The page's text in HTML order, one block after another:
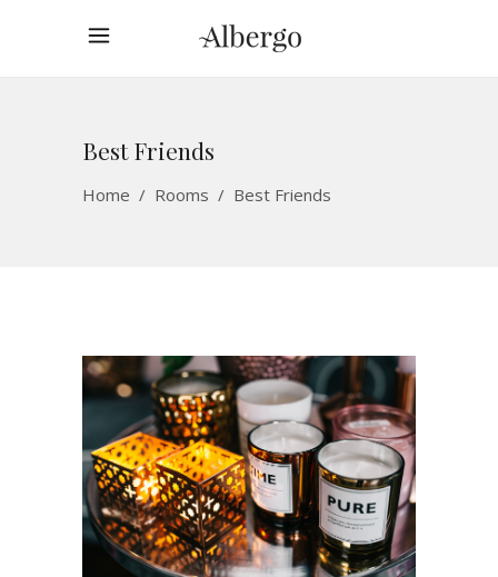
Best Friends
Home / Rooms / Best Friends